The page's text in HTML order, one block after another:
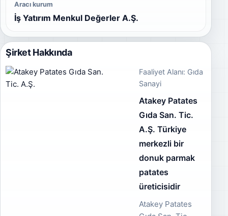
Aracı kurum
İş Yatırım Menkul Değerler A.Ş.
Şirket Hakkında
Faaliyet Alanı: Gıda
Sanayi
Atakey Patates
Gıda San. Tic.
A.Ş. Türkiye
merkezli bir
donuk parmak
patates
üreticisidir
Atakey Patates